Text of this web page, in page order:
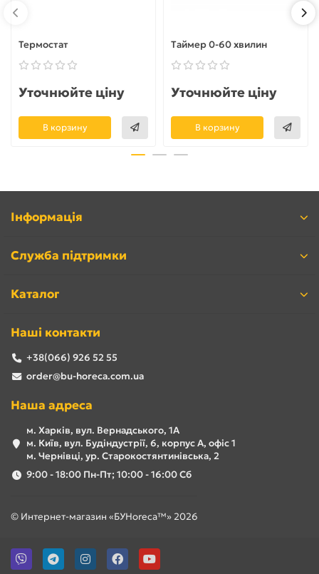
Термостат
Уточнюйте ціну
В корзину
Таймер 0-60 хвилин
Уточнюйте ціну
В корзину
Інформація
Служба підтримки
Каталог
Наші контакти
+38(066) 926 52 55
order@bu-horeca.com.ua
Наша адреса
м. Харків, вул. Вернадського, 1А
м. Київ, вул. Будіндустрії, 6, корпус А, офіс 1
м. Чернівці, ур. Старокостянтинівська, 2
9:00 - 18:00 Пн-Пт; 10:00 - 16:00 Сб
© Интернет-магазин «БУHoreca™» 2026